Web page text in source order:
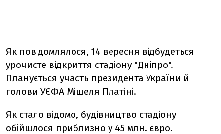
Як повідомлялося, 14 вересня відбудеться
урочисте відкриття стадіону "Дніпро".
Планується участь президента України й
голови УЄФА Мішеля Платіні.
Як стало відомо, будівництво стадіону
обійшлося приблизно у 45 млн. євро.